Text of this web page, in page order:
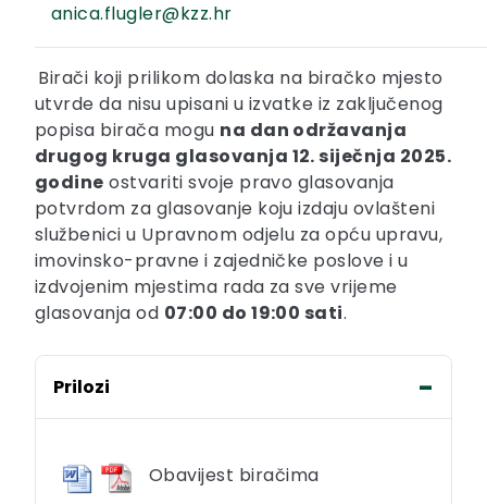
anica.flugler@kzz.hr
Birači koji prilikom dolaska na biračko mjesto
utvrde da nisu upisani u izvatke iz zaključenog
popisa birača mogu na dan održavanja
drugog kruga glasovanja 12. siječnja 2025.
godine ostvariti svoje pravo glasovanja
potvrdom za glasovanje koju izdaju ovlašteni
službenici u Upravnom odjelu za opću upravu,
imovinsko-pravne i zajedničke poslove i u
izdvojenim mjestima rada za sve vrijeme
glasovanja od 07:00 do 19:00 sati.
Prilozi
Obavijest biračima